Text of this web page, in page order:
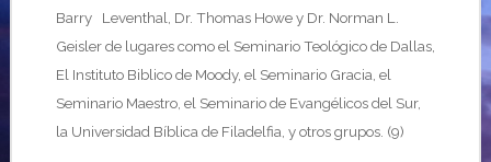
Barry Leventhal, Dr. Thomas Howe y Dr. Norman L.
Geisler de lugares como el Seminario Teológico de Dallas,
El Instituto Biblico de Moody, el Seminario Gracia, el
Seminario Maestro, el Seminario de Evangélicos del Sur,
la Universidad Bíblica de Filadelfia, y otros grupos. (9)